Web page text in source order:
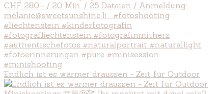
Endlich ist es wärmer draussen - Zeit für Outdoor